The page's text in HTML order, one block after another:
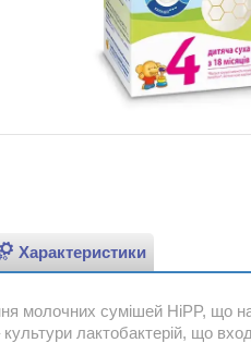
Характеристики
молочних сумішей HiPP, що
культури лактобактерій, що